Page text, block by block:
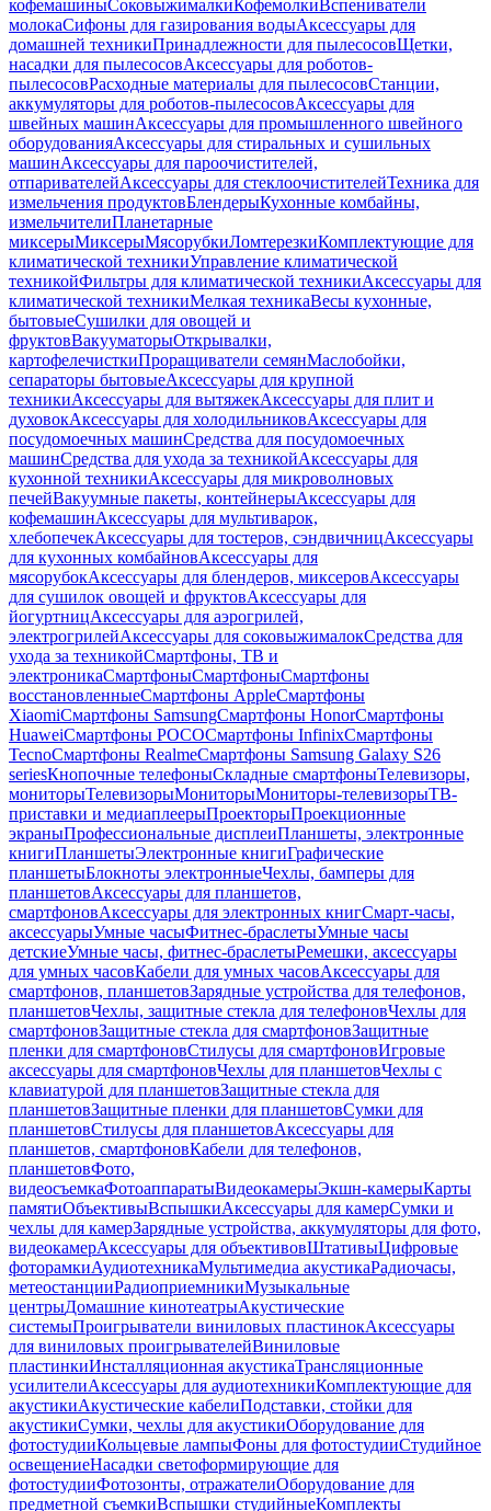
кофемашиныСоковыжималкиКофемолкиВспениватели
молокаСифоны для газирования водыАксессуары для
домашней техникиПринадлежности для пылесосовЩетки,
насадки для пылесосовАксессуары для роботов-
пылесосовРасходные материалы для пылесосовСтанции,
аккумуляторы для роботов-пылесосовАксессуары для
швейных машинАксессуары для промышленного швейного
оборудованияАксессуары для стиральных и сушильных
машинАксессуары для пароочистителей,
отпаривателейАксессуары для стеклоочистителейТехника для
измельчения продуктовБлендерыКухонные комбайны,
измельчителиПланетарные
миксерыМиксерыМясорубкиЛомтерезкиКомплектующие для
климатической техникиУправление климатической
техникойФильтры для климатической техникиАксессуары для
климатической техникиМелкая техникаВесы кухонные,
бытовыеСушилки для овощей и
фруктовВакууматорыОткрывалки,
картофелечисткиПроращиватели семянМаслобойки,
сепараторы бытовыеАксессуары для крупной
техникиАксессуары для вытяжекАксессуары для плит и
духовокАксессуары для холодильниковАксессуары для
посудомоечных машинСредства для посудомоечных
машинСредства для ухода за техникойАксессуары для
кухонной техникиАксессуары для микроволновых
печейВакуумные пакеты, контейнерыАксессуары для
кофемашинАксессуары для мультиварок,
хлебопечекАксессуары для тостеров, сэндвичницАксессуары
для кухонных комбайновАксессуары для
мясорубокАксессуары для блендеров, миксеровАксессуары
для сушилок овощей и фруктовАксессуары для
йогуртницАксессуары для аэрогрилей,
электрогрилейАксессуары для соковыжималокСредства для
ухода за техникойСмартфоны, ТВ и
электроникаСмартфоныСмартфоныСмартфоны
восстановленныеСмартфоны AppleСмартфоны
XiaomiСмартфоны SamsungСмартфоны HonorСмартфоны
HuaweiСмартфоны POCOСмартфоны InfinixСмартфоны
TecnoСмартфоны RealmeСмартфоны Samsung Galaxy S26
seriesКнопочные телефоныСкладные смартфоныТелевизоры,
мониторыТелевизорыМониторыМониторы-телевизорыТВ-
приставки и медиаплеерыПроекторыПроекционные
экраныПрофессиональные дисплеиПланшеты, электронные
книгиПланшетыЭлектронные книгиГрафические
планшетыБлокноты электронныеЧехлы, бамперы для
планшетовАксессуары для планшетов,
смартфоновАксессуары для электронных книгСмарт-часы,
аксессуарыУмные часыФитнес-браслетыУмные часы
детскиеУмные часы, фитнес-браслетыРемешки, аксессуары
для умных часовКабели для умных часовАксессуары для
смартфонов, планшетовЗарядные устройства для телефонов,
планшетовЧехлы, защитные стекла для телефоновЧехлы для
смартфоновЗащитные стекла для смартфоновЗащитные
пленки для смартфоновСтилусы для смартфоновИгровые
аксессуары для смартфоновЧехлы для планшетовЧехлы с
клавиатурой для планшетовЗащитные стекла для
планшетовЗащитные пленки для планшетовСумки для
планшетовСтилусы для планшетовАксессуары для
планшетов, смартфоновКабели для телефонов,
планшетовФото,
видеосъемкаФотоаппаратыВидеокамерыЭкшн-камерыКарты
памятиОбъективыВспышкиАксессуары для камерСумки и
чехлы для камерЗарядные устройства, аккумуляторы для фото,
видеокамерАксессуары для объективовШтативыЦифровые
фоторамкиАудиотехникаМультимедиа акустикаРадиочасы,
метеостанцииРадиоприемникиМузыкальные
центрыДомашние кинотеатрыАкустические
системыПроигрыватели виниловых пластинокАксессуары
для виниловых проигрывателейВиниловые
пластинкиИнсталляционная акустикаТрансляционные
усилителиАксессуары для аудиотехникиКомплектующие для
акустикиАкустические кабелиПодставки, стойки для
акустикиСумки, чехлы для акустикиОборудование для
фотостудииКольцевые лампыФоны для фотостудииСтудийное
освещениеНасадки светоформирующие для
фотостудииФотозонты, отражателиОборудование для
предметной съемкиВспышки студийныеКомплекты